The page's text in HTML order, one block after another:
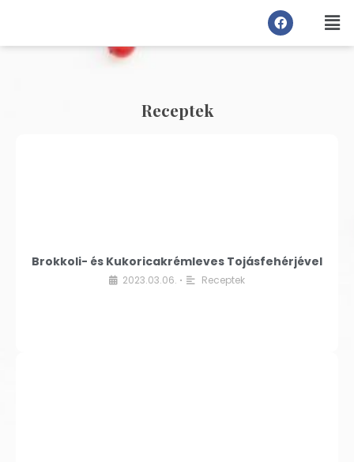
Receptek
Brokkoli- és Kukoricakrémleves Tojásfehérjével
2023.03.06. • Receptek